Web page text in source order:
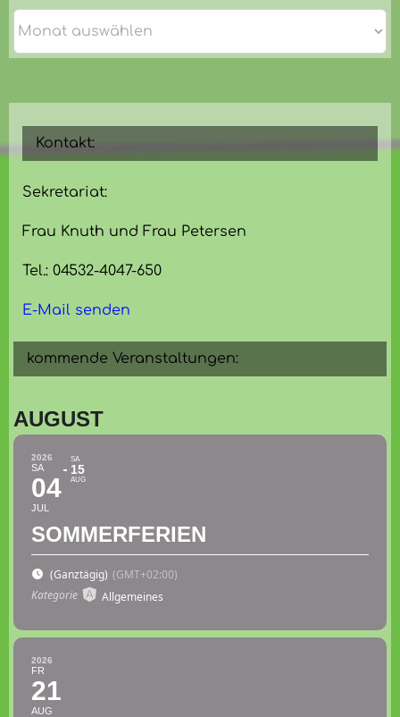
Kontakt:
Sekretariat:
Frau Knuth und Frau Petersen
Tel.: 04532-4047-650
E-Mail senden
kommende Veranstaltungen:
AUGUST
2026
SA
04
JUL
SA
15
AUG
SOMMERFERIEN
(Ganztägig) (GMT+02:00)
Kategorie
Allgemeines
2026
FR
21
AUG
Archiv